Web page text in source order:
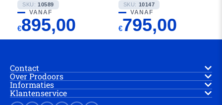
SKU: 10589
VANAF
€895,00
SKU: 10147
VANAF
€795,00
Contact
Over Prodoors
Informaties
Klantenservice